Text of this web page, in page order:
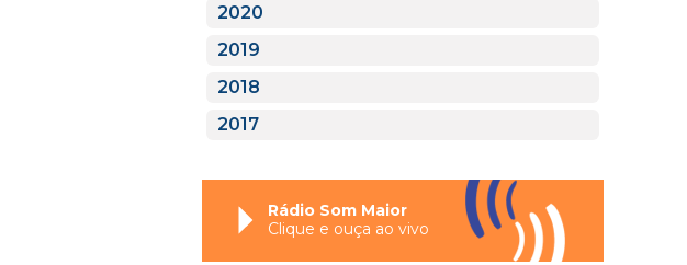
2020
2019
2018
2017
Rádio Som Maior
Clique e ouça ao vivo